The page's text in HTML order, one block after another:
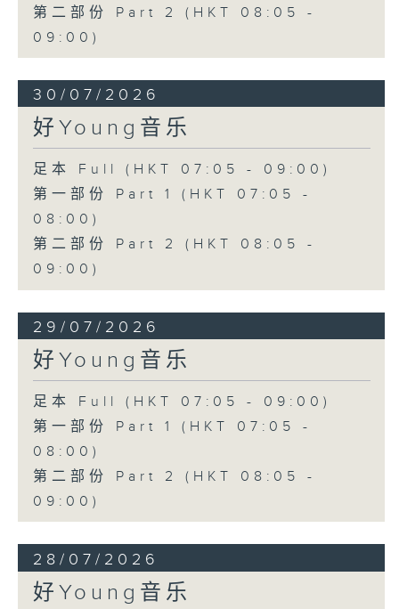
第二部份 Part 2 (HKT 08:05 -
09:00)
30/07/2026
好Young音乐
足本 Full (HKT 07:05 - 09:00)
第一部份 Part 1 (HKT 07:05 -
08:00)
第二部份 Part 2 (HKT 08:05 -
09:00)
29/07/2026
好Young音乐
足本 Full (HKT 07:05 - 09:00)
第一部份 Part 1 (HKT 07:05 -
08:00)
第二部份 Part 2 (HKT 08:05 -
09:00)
28/07/2026
好Young音乐